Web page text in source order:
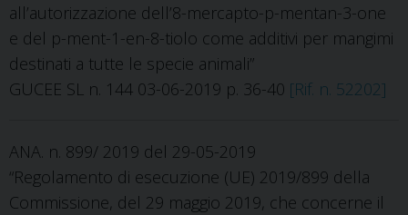
all’autorizzazione dell’8-mercapto-p-mentan-3-one
e del p-ment-1-en-8-tiolo come additivi per mangimi
destinati a tutte le specie animali”
GUCEE SL n. 144 03-06-2019 p. 36-40 [Rif. n. 52202]
ANA. n. 899/ 2019 del 29-05-2019
“Regolamento di esecuzione (UE) 2019/899 della
Commissione, del 29 maggio 2019, che concerne il